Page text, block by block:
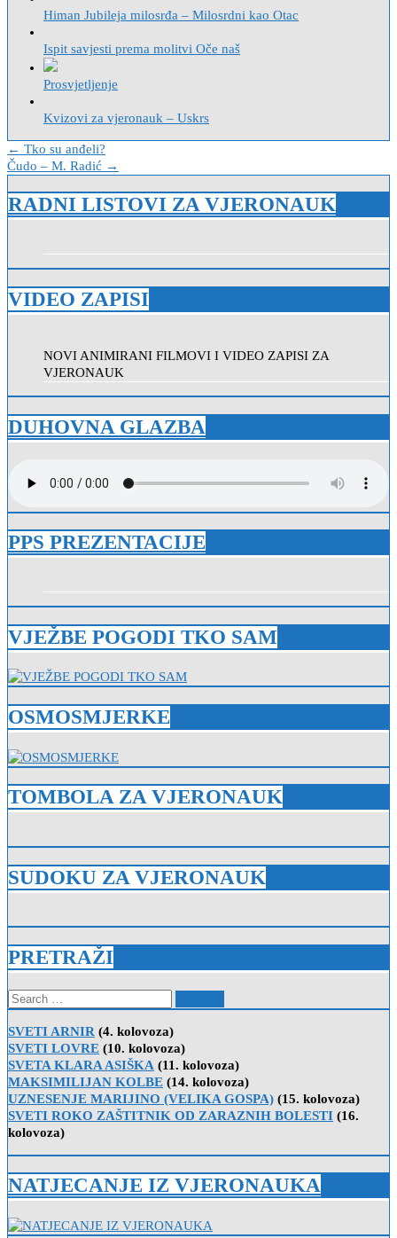
Himan Jubileja milosrđa – Milosrdni kao Otac
Ispit savjesti prema molitvi Oče naš
Prosvjetljenje
Kvizovi za vjeronauk – Uskrs
Navigacija
objava
← Tko su anđeli?
Čudo – M. Radić →
RADNI LISTOVI ZA VJERONAUK
VIDEO ZAPISI
NOVI ANIMIRANI FILMOVI I VIDEO ZAPISI ZA
VJERONAUK
DUHOVNA GLAZBA
PPS PREZENTACIJE
VJEŽBE POGODI TKO SAM
OSMOSMJERKE
TOMBOLA ZA VJERONAUK
SUDOKU ZA VJERONAUK
PRETRAŽI
Search
for:
SVETI ARNIR (4. kolovoza)
SVETI LOVRE (10. kolovoza)
SVETA KLARA ASIŠKA (11. kolovoza)
MAKSIMILIJAN KOLBE (14. kolovoza)
UZNESENJE MARIJINO (VELIKA GOSPA) (15. kolovoza)
SVETI ROKO ZAŠTITNIK OD ZARAZNIH BOLESTI (16.
kolovoza)
NATJECANJE IZ VJERONAUKA